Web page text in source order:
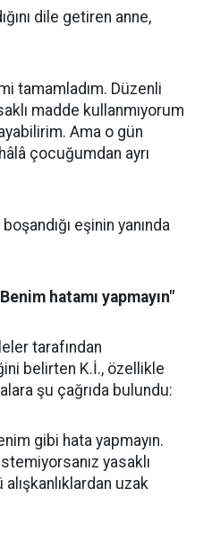
dile getiren anne,
tamamladım. Düzenli
madde kullanmıyorum
Ama o gün
çocuğumdan ayrı
boşandığı eşinin yanında
hatamı yapmayın"
tarafından
belirten K.İ., özellikle
şu çağrıda bulundu:
gibi hata yapmayın.
yasaklı
uzak